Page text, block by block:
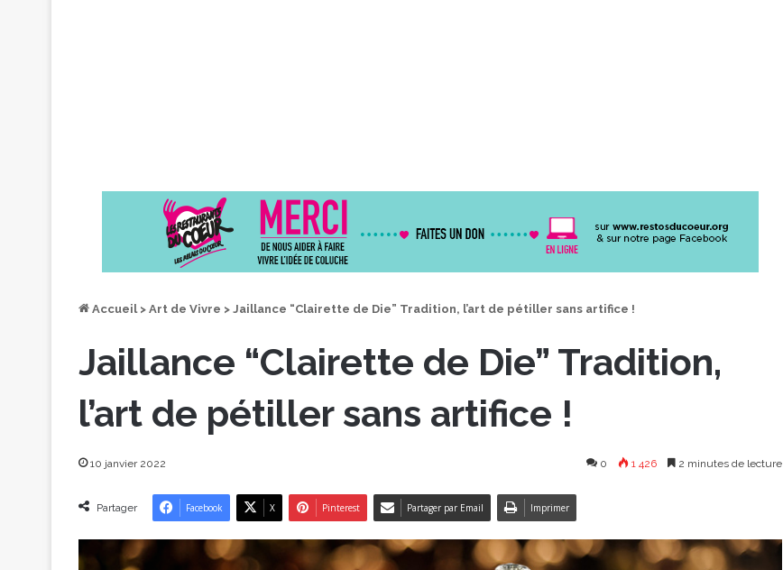
Accueil > Art de Vivre > Jaillance “Clairette de Die” Tradition, l’art de pétiller sans artifice !
Jaillance “Clairette de Die” Tradition,
l’art de pétiller sans artifice !
10 janvier 2022 0 1 426 2 minutes de lecture
Partager Facebook X Pinterest Partager par Email Imprimer